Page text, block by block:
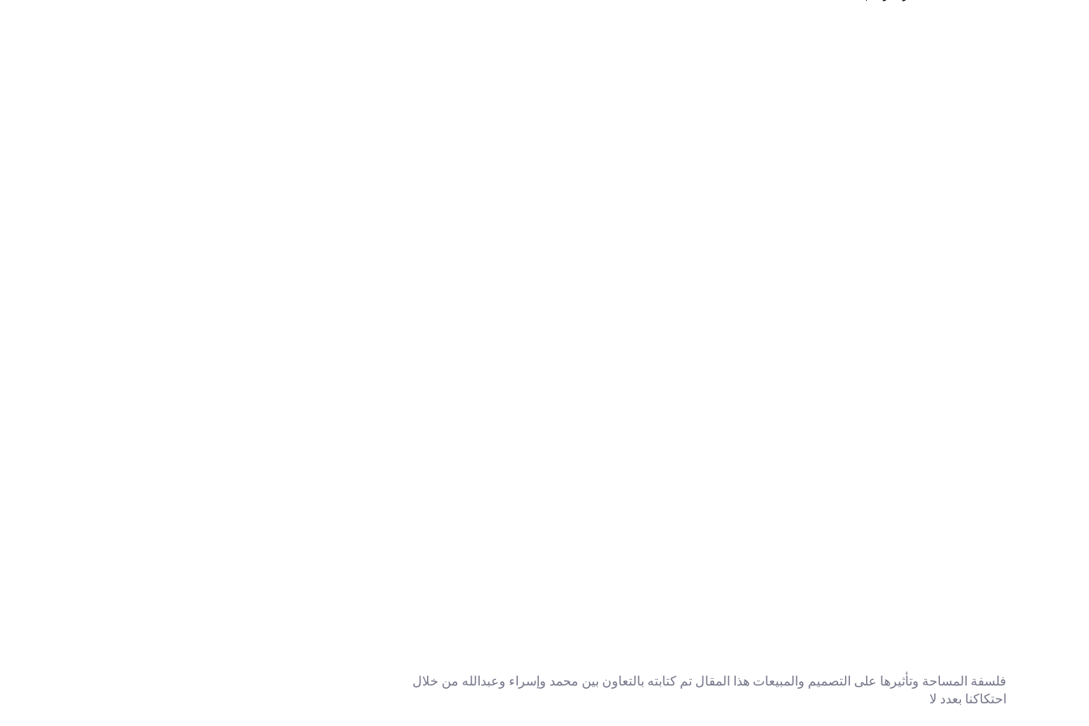
فلسفة المساحة وتأثيرها على التصميم والمبيعات هذا المقال تم كتابته بالتعاون بين محمد وإسراء وعبدالله من خلال
احتكاكنا بعدد لا